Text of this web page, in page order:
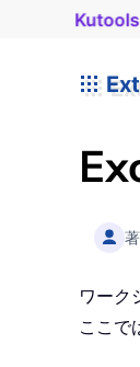
Kutools
ワーク
ここで